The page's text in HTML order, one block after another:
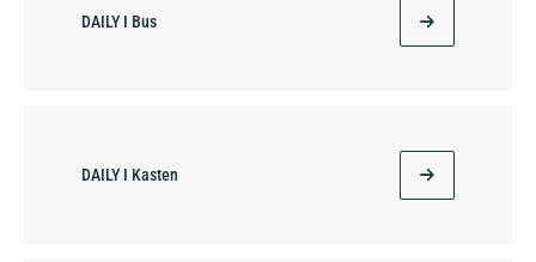
DAILY I Bus
DAILY I Kasten